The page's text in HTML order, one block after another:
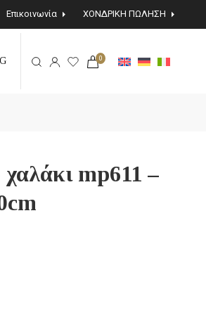
Επικοινωνία ΧΟΝΔΡΙΚΗ ΠΩΛΗΣΗ
0
χαλάκι mp611 –